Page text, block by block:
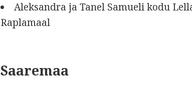
Aleksandra ja Tanel Samueli kodu
Raplamaal
Saaremaa